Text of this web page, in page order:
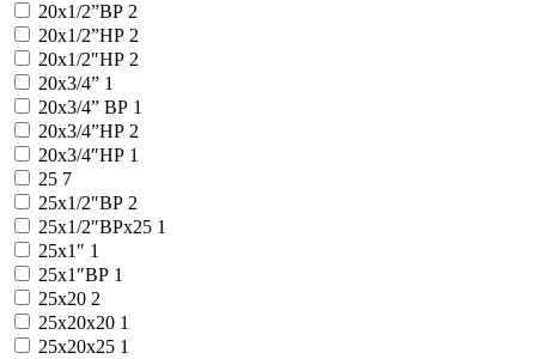
20х1/2”ВР 2
20х1/2”НР 2
20х1/2″НР 2
20х3/4” 1
20х3/4” ВР 1
20х3/4”НР 2
20х3/4″НР 1
25 7
25x1/2″ВР 2
25x1/2″ВРx25 1
25x1″ 1
25x1″ВР 1
25x20 2
25x20x20 1
25x20x25 1